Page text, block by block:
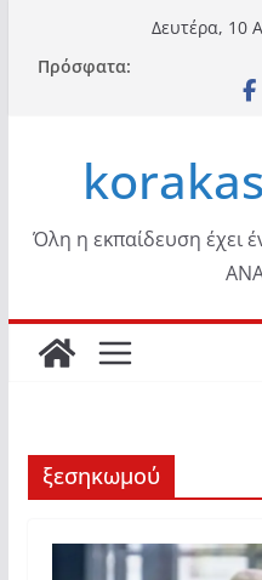
περιεχόμενο
Δευτέρα, 10
Πρόσφατα:
Όλη η εκπαίδευση έχει
ξεσηκωμού